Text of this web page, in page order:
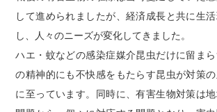
して進められましたが、経済成長と共に生
し、人々のニーズが変化してきました。
ハエ・蚊などの感染症媒介昆虫だけに留ま
の精神的にも不快感をもたらす昆虫が対策
に至っています。同時に、有害生物対策は